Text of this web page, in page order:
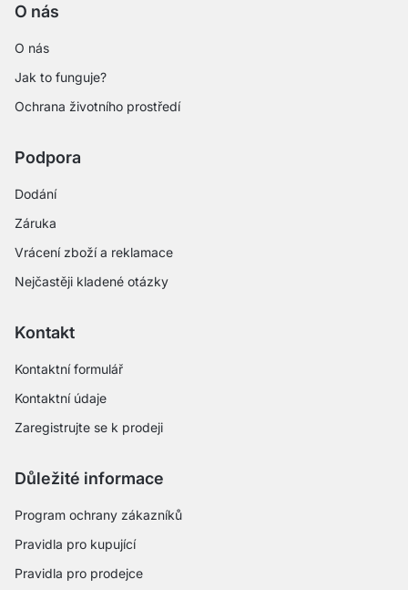
O nás
O nás
Jak to funguje?
Ochrana životního prostředí
Podpora
Dodání
Záruka
Vrácení zboží a reklamace
Nejčastěji kladené otázky
Kontakt
Kontaktní formulář
Kontaktní údaje
Zaregistrujte se k prodeji
Důležité informace
Program ochrany zákazníků
Pravidla pro kupující
Pravidla pro prodejce